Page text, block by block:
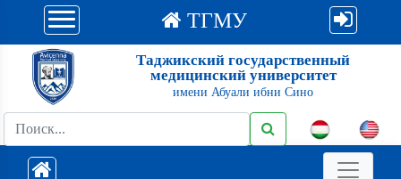
ТГМУ
Таджикский государственный
медицинский университет
имени Абуали ибни Сино